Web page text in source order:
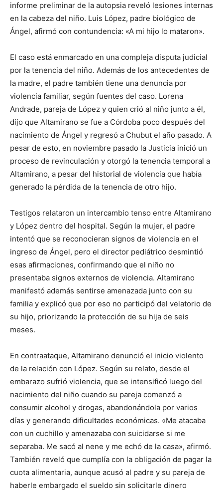
informe preliminar de la autopsia reveló lesiones internas
en la cabeza del niño. Luis López, padre biológico de
Ángel, afirmó con contundencia: «A mi hijo lo mataron».
El caso está enmarcado en una compleja disputa judicial
por la tenencia del niño. Además de los antecedentes de
la madre, el padre también tiene una denuncia por
violencia familiar, según fuentes del caso. Lorena
Andrade, pareja de López y quien crió al niño junto a él,
dijo que Altamirano se fue a Córdoba poco después del
nacimiento de Ángel y regresó a Chubut el año pasado. A
pesar de esto, en noviembre pasado la Justicia inició un
proceso de revinculación y otorgó la tenencia temporal a
Altamirano, a pesar del historial de violencia que había
generado la pérdida de la tenencia de otro hijo.
Testigos relataron un intercambio tenso entre Altamirano
y López dentro del hospital. Según la mujer, el padre
intentó que se reconocieran signos de violencia en el
ingreso de Ángel, pero el director pediátrico desmintió
esas afirmaciones, confirmando que el niño no
presentaba signos externos de violencia. Altamirano
manifestó además sentirse amenazada junto con su
familia y explicó que por eso no participó del velatorio de
su hijo, priorizando la protección de su hija de seis
meses.
En contraataque, Altamirano denunció el inicio violento
de la relación con López. Según su relato, desde el
embarazo sufrió violencia, que se intensificó luego del
nacimiento del niño cuando su pareja comenzó a
consumir alcohol y drogas, abandonándola por varios
días y generando dificultades económicas. «Me atacaba
con un cuchillo y amenazaba con suicidarse si me
separaba. Me sacó al nene y me echó de la casa», afirmó.
También reveló que cumplía con la obligación de pagar la
cuota alimentaria, aunque acusó al padre y su pareja de
haberle embargado el sueldo sin solicitarle dinero